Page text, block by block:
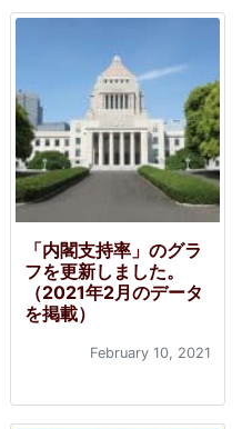
「内閣支持率」のグラ
フを更新しました。
（2021年2月のデータ
を掲載）
February 10, 2021